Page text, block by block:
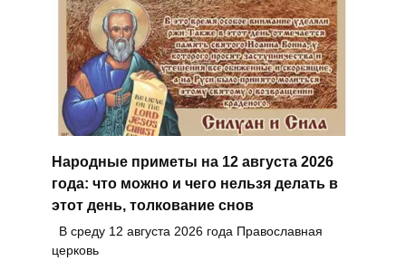
Народные приметы на 12 августа 2026
года: что можно и чего нельзя делать в
этот день, толкование снов
В среду 12 августа 2026 года Православная
церковь